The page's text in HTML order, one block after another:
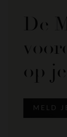
De
op
MELD